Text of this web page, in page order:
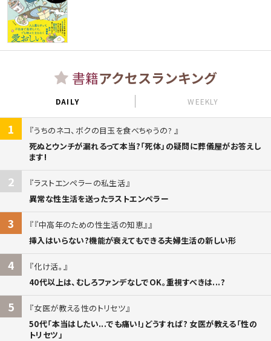
書籍アクセスランキング
DAILY WEEKLY
1
うちのネコ、ボクの目玉を食べちゃうの?
死ぬとウンチが漏れるって本当?「死体」の疑問に葬儀屋がお答えし
ます!
2
ラストエンペラーの私生活
異常な性生活を送ったラストエンペラー
3
『中高年のための性生活の知恵』
挿入はいらない?機能が衰えてもできる夫婦生活の新しい形
4
化け活。
40代以上は、むしろファンデなしでOK。重視すべきは...?
5
女医が教える性のトリセツ
50代「本当はしたい...でも痛い!」どうすれば? 女医が教える「性の
トリセツ」